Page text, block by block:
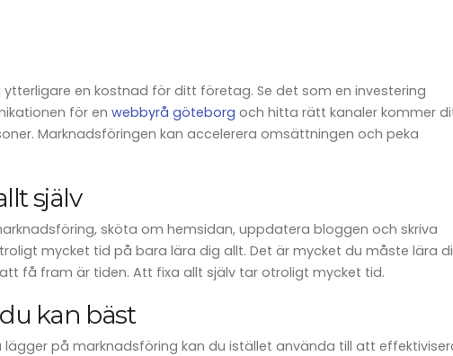
en kostnad för ditt företag. Se det som en investering
för en webbyrå göteborg och hitta rätt kanaler kommer
Marknadsföringen kan accelerera omsättningen och peka
själv
sköta om hemsidan, uppdatera bloggen och skriva
mycket tid på bara lära dig allt. Det är mycket du måste lära
få fram är tiden. Att fixa allt själv tar otroligt mycket tid.
kan bäst
lägger på marknadsföring kan du istället använda till att